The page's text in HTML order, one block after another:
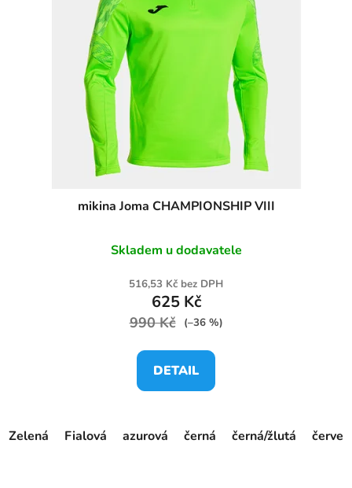
mikina Joma CHAMPIONSHIP VIII
Skladem u dodavatele
516,53 Kč bez DPH
625 Kč
990 Kč (–36 %)
DETAIL
Zelená Fialová azurová černá černá/žlutá